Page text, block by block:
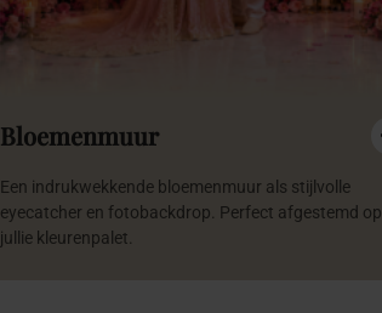
Bloemenmuur
Een indrukwekkende bloemenmuur als stijlvolle
eyecatcher en fotobackdrop. Perfect afgestemd op
jullie kleurenpalet.